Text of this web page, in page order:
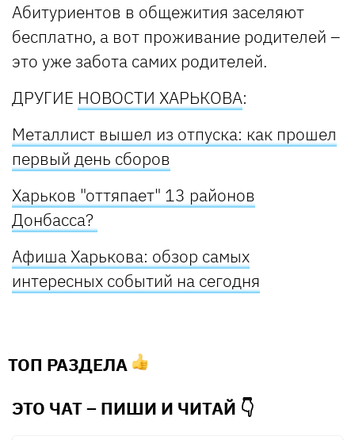
Абитуриентов в общежития заселяют
бесплатно, а вот проживание родителей –
это уже забота самих родителей.
ДРУГИЕ НОВОСТИ ХАРЬКОВА:
Металлист вышел из отпуска: как прошел
первый день сборов
Харьков "оттяпает" 13 районов
Донбасса?
Афиша Харькова: обзор самых
интересных событий на сегодня
ТОП РАЗДЕЛА
ЭТО ЧАТ – ПИШИ И ЧИТАЙ 👇